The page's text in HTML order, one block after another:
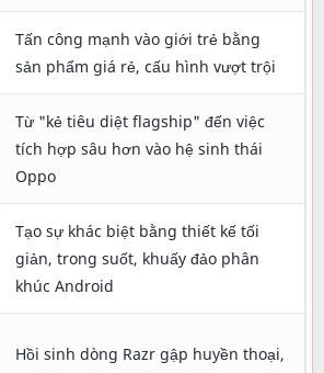
Tấn công mạnh vào giới trẻ bằng
sản phẩm giá rẻ, cấu hình vượt trội
Từ "kẻ tiêu diệt flagship" đến việc
tích hợp sâu hơn vào hệ sinh thái
Oppo
Tạo sự khác biệt bằng thiết kế tối
giản, trong suốt, khuấy đảo phân
khúc Android
Hồi sinh dòng Razr gập huyền thoại,